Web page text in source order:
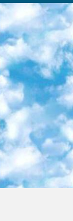
российскими университетами и крупными международными компаниями вроде Intel и Microsoft. Самостоятельное обучение бесплатное, но желающие могут оплатить услуги персональных наставников. 2. «Смартия» знакомит с актуальными профессиями и подсказывает, как им обучаться. Выбрав заинтересовавшую вас специальность — SMM-специалист, фотограф, веб-дизайнер или другую, — увидите список необходимых для неё умений. Чтобы вы могли освоить их самостоятельно, для каждого умения площадка отображает подборку ссылок на учебные материалы. Хотя «Смартия» ориентируется на русскоязычную аудиторию, часть контента всё же доступна только на английском. 3. «Лекторий Физтеха» Проект Московского физико-технического института (Физтеха). С его помощью вы можете смотреть онлайн серии лекций, записанные на видео в этом вузе. В числе доступных предметов — физика, биология, химия, информационные технологии и другие. К некоторым лекциям администрация ресурса прилагает готовые конспекты, которые можно скачивать в PDF-формате. 4. ITMOcourses Онлайн-площадка Санкт-Петербургского национального исследовательского университета информационных технологий, механики и оптики (ИТМО). Ресурс предоставляет свободный доступ к курсам, разработанным в этом вузе. Каталог материалов разбит на четыре категории: «Оптические системы и технологии», «Приборостроение и робототехника», «Информационные